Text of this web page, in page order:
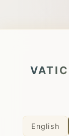
English